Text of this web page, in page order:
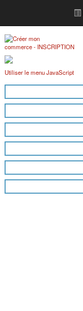
Utiliser le menu JavaScript